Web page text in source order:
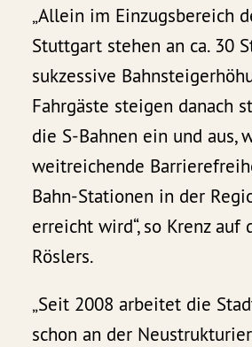
„Allein im Einzugsbereich
Stuttgart stehen an ca. 30
sukzessive
Fahrgäste steigen danach
die S-Bahnen ein und aus,
weitreichende
Bahn-Stationen in der
erreicht wird“, so Krenz auf
Röslers.
„Seit 2008 arbeitet die
schon an der